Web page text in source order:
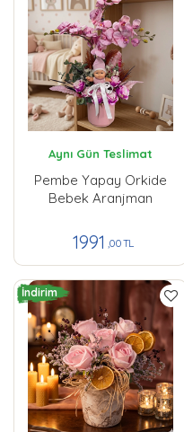
Aynı Gün Teslimat
Pembe Yapay Orkide
Bebek Aranjman
1991 ,00 TL
İndirim